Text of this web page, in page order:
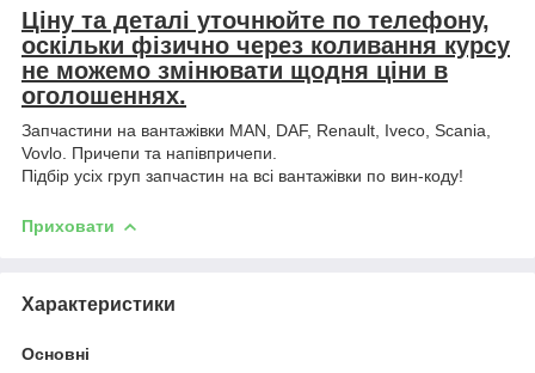
Ціну та деталі уточнюйте по телефону,
оскільки фізично через коливання курсу
не можемо змінювати щодня ціни в
оголошеннях.
Запчастини на вантажівки MAN, DAF, Renault, Iveco, Scania,
Vovlo. Причепи та напівпричепи.
Підбір усіх груп запчастин на всі вантажівки по вин-коду!
Приховати
Характеристики
Основні